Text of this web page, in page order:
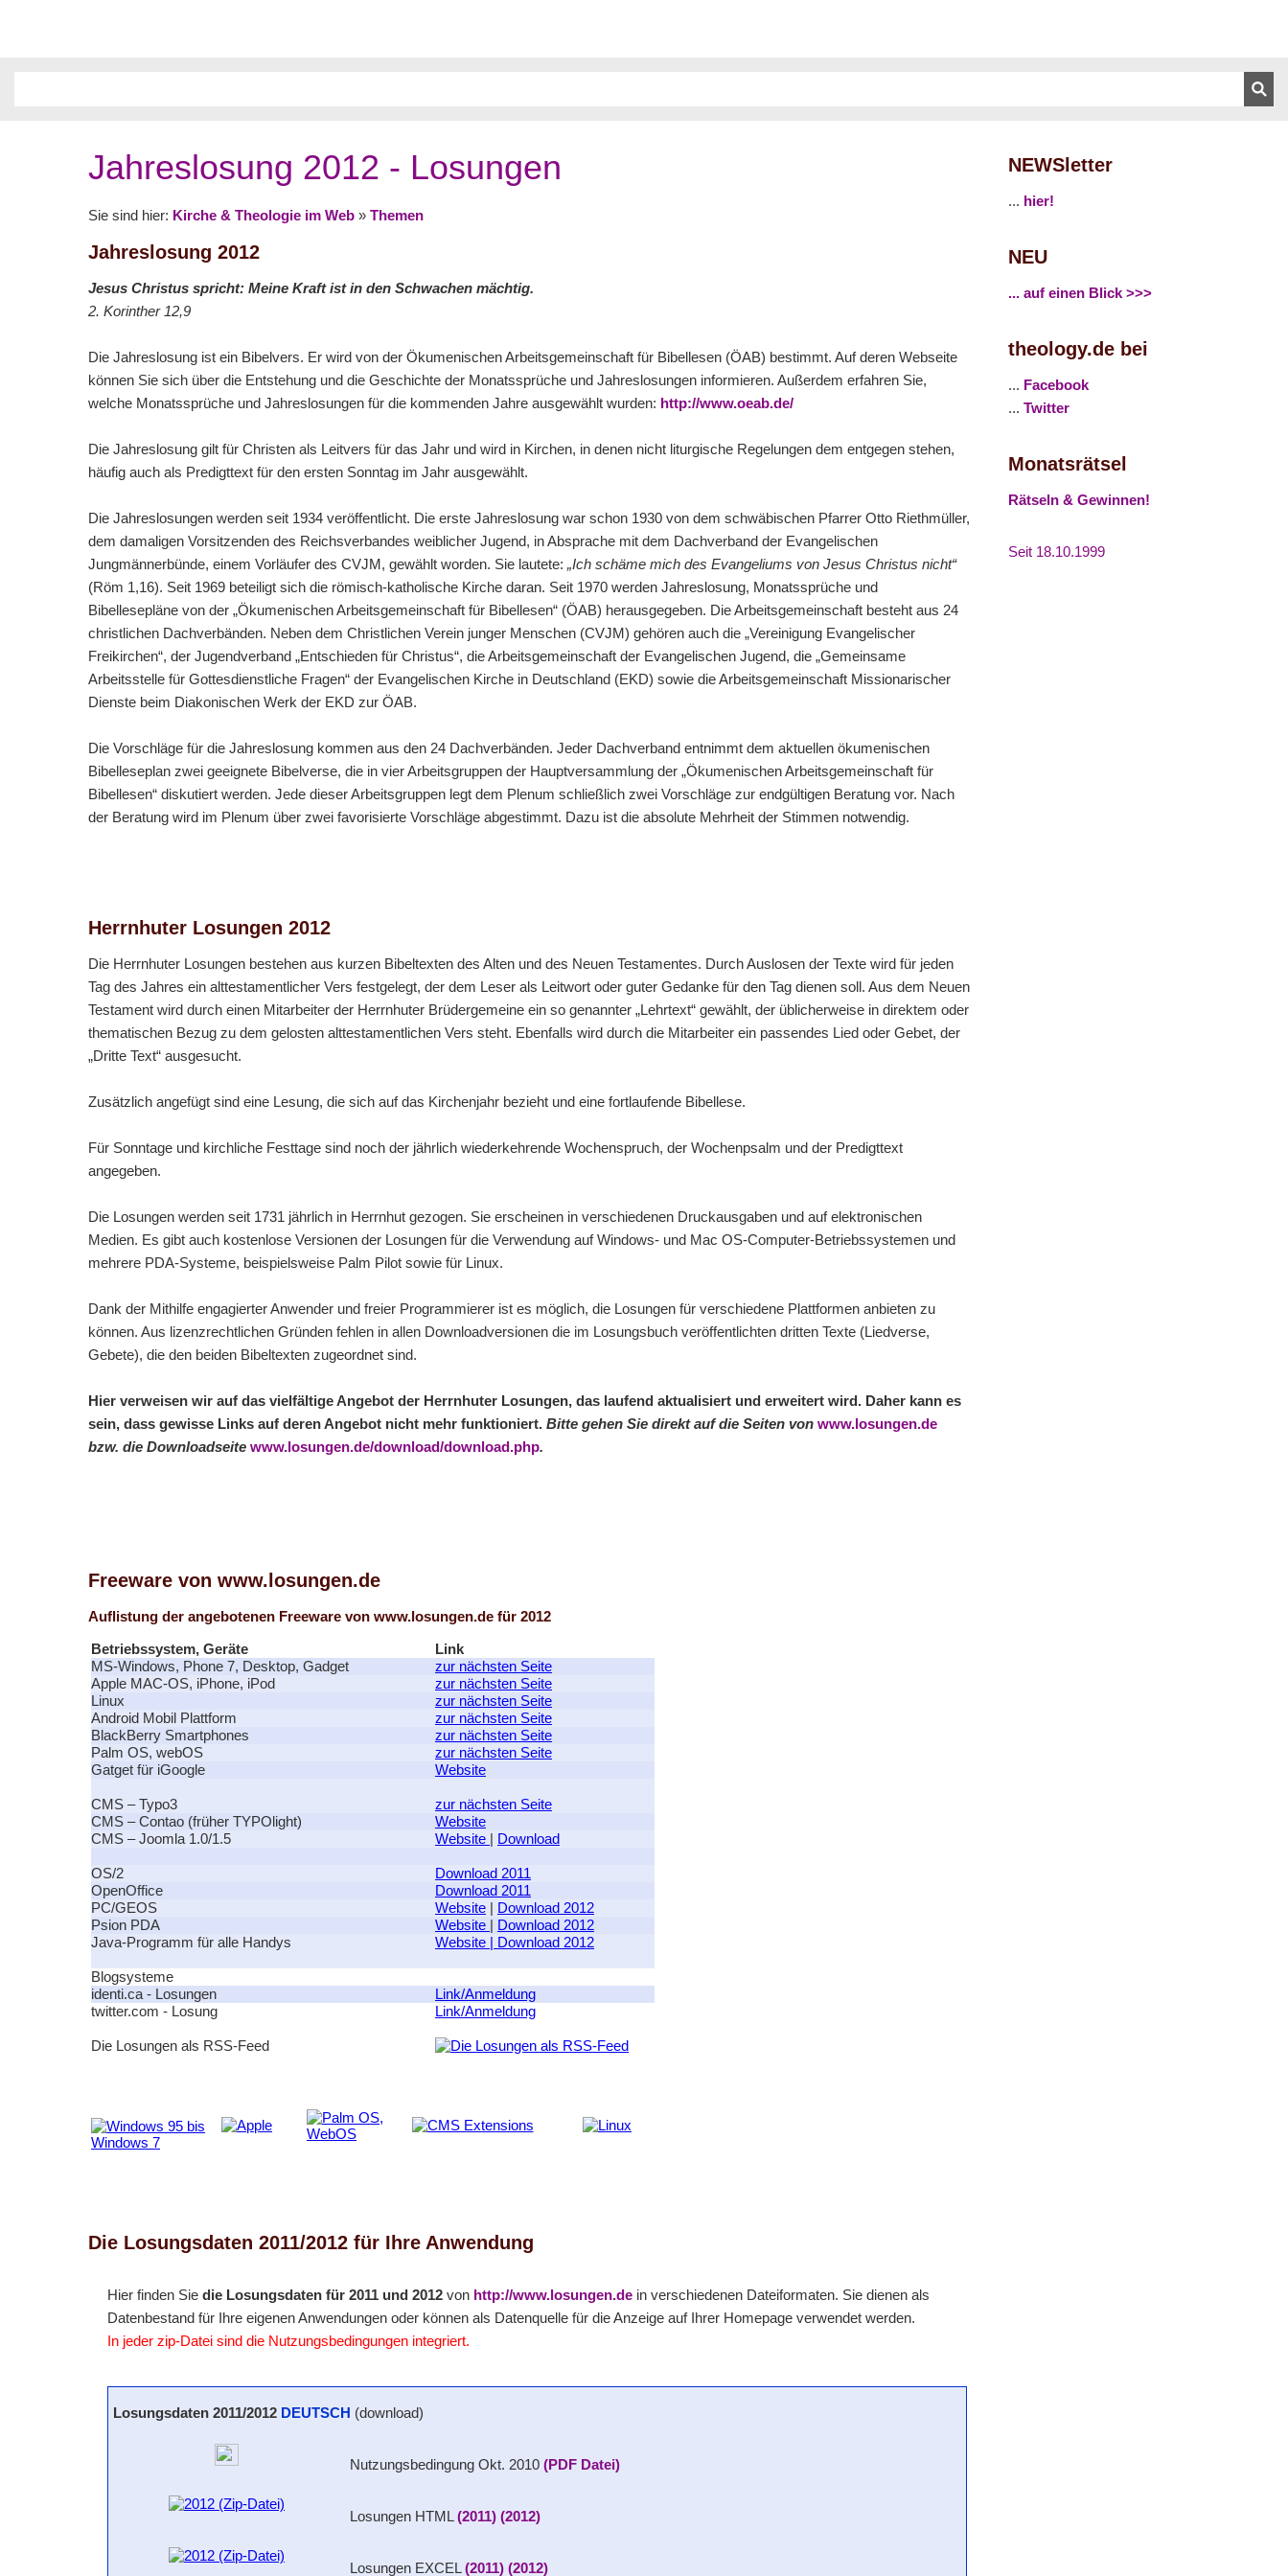
Jahreslosung 2012 - Losungen
Sie sind hier: Kirche & Theologie im Web » Themen
Jahreslosung 2012
Jesus Christus spricht: Meine Kraft ist in den Schwachen mächtig.
2. Korinther 12,9
Die Jahreslosung ist ein Bibelvers. Er wird von der Ökumenischen Arbeitsgemeinschaft für Bibellesen (ÖAB) bestimmt. Auf deren Webseite
können Sie sich über die Entstehung und die Geschichte der Monatssprüche und Jahreslosungen informieren. Außerdem erfahren Sie,
welche Monatssprüche und Jahreslosungen für die kommenden Jahre ausgewählt wurden: http://www.oeab.de/
Die Jahreslosung gilt für Christen als Leitvers für das Jahr und wird in Kirchen, in denen nicht liturgische Regelungen dem entgegen stehen,
häufig auch als Predigttext für den ersten Sonntag im Jahr ausgewählt.
Die Jahreslosungen werden seit 1934 veröffentlicht. Die erste Jahreslosung war schon 1930 von dem schwäbischen Pfarrer Otto Riethmüller,
dem damaligen Vorsitzenden des Reichsverbandes weiblicher Jugend, in Absprache mit dem Dachverband der Evangelischen
Jungmännerbünde, einem Vorläufer des CVJM, gewählt worden. Sie lautete: „Ich schäme mich des Evangeliums von Jesus Christus nicht“
(Röm 1,16). Seit 1969 beteiligt sich die römisch-katholische Kirche daran. Seit 1970 werden Jahreslosung, Monatssprüche und
Bibellesepläne von der „Ökumenischen Arbeitsgemeinschaft für Bibellesen“ (ÖAB) herausgegeben. Die Arbeitsgemeinschaft besteht aus 24
christlichen Dachverbänden. Neben dem Christlichen Verein junger Menschen (CVJM) gehören auch die „Vereinigung Evangelischer
Freikirchen“, der Jugendverband „Entschieden für Christus“, die Arbeitsgemeinschaft der Evangelischen Jugend, die „Gemeinsame
Arbeitsstelle für Gottesdienstliche Fragen“ der Evangelischen Kirche in Deutschland (EKD) sowie die Arbeitsgemeinschaft Missionarischer
Dienste beim Diakonischen Werk der EKD zur ÖAB.
Die Vorschläge für die Jahreslosung kommen aus den 24 Dachverbänden. Jeder Dachverband entnimmt dem aktuellen ökumenischen
Bibelleseplan zwei geeignete Bibelverse, die in vier Arbeitsgruppen der Hauptversammlung der „Ökumenischen Arbeitsgemeinschaft für
Bibellesen“ diskutiert werden. Jede dieser Arbeitsgruppen legt dem Plenum schließlich zwei Vorschläge zur endgültigen Beratung vor. Nach
der Beratung wird im Plenum über zwei favorisierte Vorschläge abgestimmt. Dazu ist die absolute Mehrheit der Stimmen notwendig.
Herrnhuter Losungen 2012
Die Herrnhuter Losungen bestehen aus kurzen Bibeltexten des Alten und des Neuen Testamentes. Durch Auslosen der Texte wird für jeden
Tag des Jahres ein alttestamentlicher Vers festgelegt, der dem Leser als Leitwort oder guter Gedanke für den Tag dienen soll. Aus dem Neuen
Testament wird durch einen Mitarbeiter der Herrnhuter Brüdergemeine ein so genannter „Lehrtext“ gewählt, der üblicherweise in direktem oder
thematischen Bezug zu dem gelosten alttestamentlichen Vers steht. Ebenfalls wird durch die Mitarbeiter ein passendes Lied oder Gebet, der
„Dritte Text“ ausgesucht.
Zusätzlich angefügt sind eine Lesung, die sich auf das Kirchenjahr bezieht und eine fortlaufende Bibellese.
Für Sonntage und kirchliche Festtage sind noch der jährlich wiederkehrende Wochenspruch, der Wochenpsalm und der Predigttext
angegeben.
Die Losungen werden seit 1731 jährlich in Herrnhut gezogen. Sie erscheinen in verschiedenen Druckausgaben und auf elektronischen
Medien. Es gibt auch kostenlose Versionen der Losungen für die Verwendung auf Windows- und Mac OS-Computer-Betriebssystemen und
mehrere PDA-Systeme, beispielsweise Palm Pilot sowie für Linux.
Dank der Mithilfe engagierter Anwender und freier Programmierer ist es möglich, die Losungen für verschiedene Plattformen anbieten zu
können. Aus lizenzrechtlichen Gründen fehlen in allen Downloadversionen die im Losungsbuch veröffentlichten dritten Texte (Liedverse,
Gebete), die den beiden Bibeltexten zugeordnet sind.
Hier verweisen wir auf das vielfältige Angebot der Herrnhuter Losungen, das laufend aktualisiert und erweitert wird. Daher kann es
sein, dass gewisse Links auf deren Angebot nicht mehr funktioniert. Bitte gehen Sie direkt auf die Seiten von www.losungen.de
bzw. die Downloadseite www.losungen.de/download/download.php.
Freeware von www.losungen.de
Auflistung der angebotenen Freeware von www.losungen.de für 2012
Betriebssystem, Geräte
Link
MS-Windows, Phone 7, Desktop, Gadget
zur nächsten Seite
Apple MAC-OS, iPhone, iPod
zur nächsten Seite
Linux
zur nächsten Seite
Android Mobil Plattform
zur nächsten Seite
BlackBerry Smartphones
zur nächsten Seite
Palm OS, webOS
zur nächsten Seite
Gatget für iGoogle
Website
CMS – Typo3
zur nächsten Seite
CMS – Contao (früher TYPOlight)
Website
CMS – Joomla 1.0/1.5
Website | Download
OS/2
Download 2011
OpenOffice
Download 2011
PC/GEOS
Website | Download 2012
Psion PDA
Website | Download 2012
Java-Programm für alle Handys
Website | Download 2012
Blogsysteme
identi.ca - Losungen
Link/Anmeldung
twitter.com - Losung
Link/Anmeldung
Die Losungen als RSS-Feed
Die Losungsdaten 2011/2012 für Ihre Anwendung
Hier finden Sie die Losungsdaten für 2011 und 2012 von http://www.losungen.de in verschiedenen Dateiformaten. Sie dienen als
Datenbestand für Ihre eigenen Anwendungen oder können als Datenquelle für die Anzeige auf Ihrer Homepage verwendet werden.
In jeder zip-Datei sind die Nutzungsbedingungen integriert.
Losungsdaten 2011/2012 DEUTSCH (download)
Nutzungsbedingung Okt. 2010 (PDF Datei)
Losungen HTML(2011) (2012)
Losungen EXCEL(2011) (2012)
NEWSletter
... hier!
NEU
... auf einen Blick >>>
theology.de bei
... Facebook
... Twitter
Monatsrätsel
Rätseln & Gewinnen!
Seit 18.10.1999